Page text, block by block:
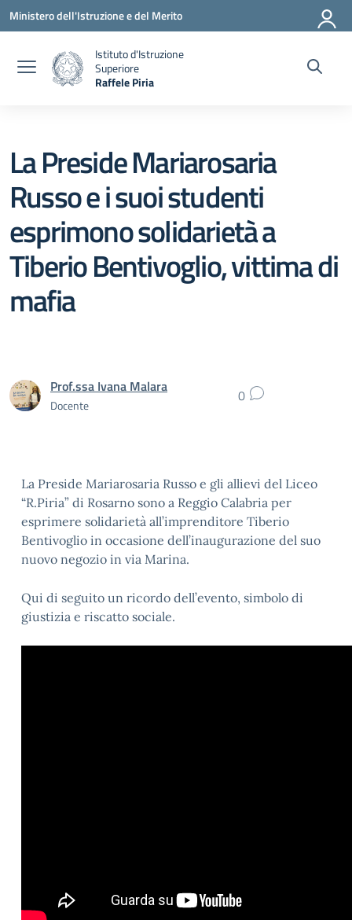
Vai ai contenuti
Vai al menu di navigazione
Vai al footer
Ministero dell'Istruzione e del Merito
Istituto d'Istruzione
Superiore
Raffele Piria
La Preside Mariarosaria
Russo e i suoi studenti
esprimono solidarietà a
Tiberio Bentivoglio, vittima di
mafia
Prof.ssa Ivana Malara
Docente 0
La Preside Mariarosaria Russo e gli allievi del Liceo
“R.Piria” di Rosarno sono a Reggio Calabria per
esprimere solidarietà all’imprenditore Tiberio
Bentivoglio in occasione dell’inaugurazione del suo
nuovo negozio in via Marina.
Qui di seguito un ricordo dell’evento, simbolo di
giustizia e riscatto sociale.